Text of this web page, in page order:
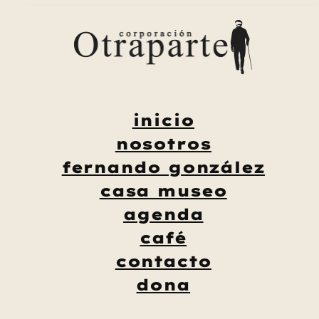
inicio
nosotros
fernando gonzález
casa museo
agenda
café
contacto
dona